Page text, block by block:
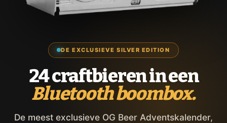
DE EXCLUSIEVE SILVER EDITION
24 craftbieren in een
Bluetooth boombox.
De meest exclusieve OG Beer Adventskalender,